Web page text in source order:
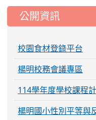
公開資訊
校園食材登錄平台
楊明校務會議專區
114學年度學校課程
楊明國小性別平等與